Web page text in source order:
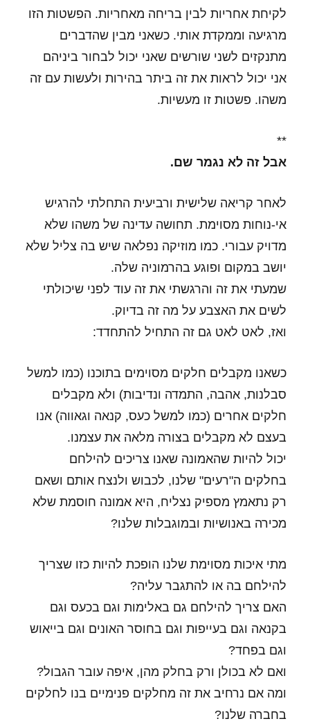
לקיחת אחריות לבין בריחה מאחריות. הפשטות הזו
מרגיעה וממקדת אותי. כשאני מבין שהדברים
מתנקזים לשני שורשים שאני יכול לבחור ביניהם
אני יכול לראות את זה ביתר בהירות ולעשות עם זה
משהו. פשטות זו מעשיות.
**
אבל זה לא נגמר שם.
לאחר קריאה שלישית ורביעית התחלתי להרגיש
אי-נוחות מסוימת. תחושה עדינה של משהו שלא
מדויק עבורי. כמו מוזיקה נפלאה שיש בה צליל שלא
יושב במקום ופוגע בהרמוניה שלה.
שמעתי את זה והרגשתי את זה עוד לפני שיכולתי
לשים את האצבע על מה זה בדיוק.
ואז, לאט לאט גם זה התחיל להתחדד:
כשאנו מקבלים חלקים מסוימים בתוכנו (כמו למשל
סבלנות, אהבה, התמדה ונדיבות) ולא מקבלים
חלקים אחרים (כמו למשל כעס, קנאה וגאווה) אנו
בעצם לא מקבלים בצורה מלאה את עצמנו.
יכול להיות שהאמונה שאנו צריכים להילחם
בחלקים ה"רעים" שלנו, לכבוש ולנצח אותם ושאם
רק נתאמץ מספיק נצליח, היא אמונה חוסמת שלא
מכירה באנושיות ובמוגבלות שלנו?
מתי איכות מסוימת שלנו הופכת להיות כזו שצריך
להילחם בה או להתגבר עליה?
האם צריך להילחם גם באלימות וגם בכעס וגם
בקנאה וגם בעייפות וגם בחוסר האונים וגם בייאוש
וגם בפחד?
ואם לא בכולן ורק בחלק מהן, איפה עובר הגבול?
ומה אם נרחיב את זה מחלקים פנימיים בנו לחלקים
בחברה שלנו?